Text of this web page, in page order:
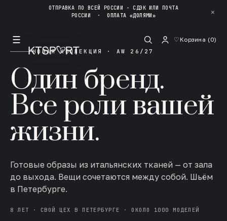
ОТПРАВКА ПО ВСЕЙ РОССИИ - СДЭК ИЛИ ПОЧТА
РОССИИ ·ОПЛАТА «ДОЛЯМИ» ✕
☰ ♡Корзина (0)
НОВАЯ КОЛЛЕКЦИЯ · AW 26/27
Один бренд.
Все роли вашей
жизни.
Готовые образы из итальянских тканей — от зала
до выхода. Вещи сочетаются между собой. Шьём
в Петербурге.
8 ЛЕТ · СВОЙ ЦЕХ В ПЕТЕРБУРГЕ · ОКОЛО 1000 МОДЕЛЕЙ